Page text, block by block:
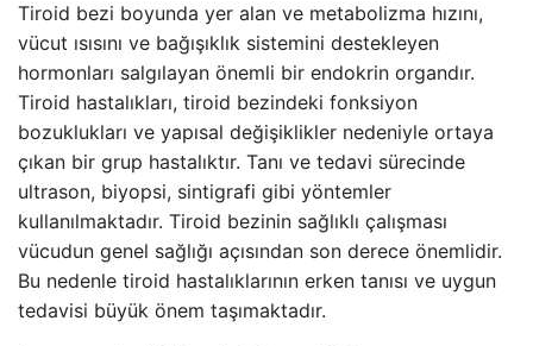
Tiroid bezi boyunda yer alan ve metabolizma hızını,
vücut ısısını ve bağışıklık sistemini destekleyen
hormonları salgılayan önemli bir endokrin organdır.
Tiroid hastalıkları, tiroid bezindeki fonksiyon
bozuklukları ve yapısal değişiklikler nedeniyle ortaya
çıkan bir grup hastalıktır. Tanı ve tedavi sürecinde
ultrason, biyopsi, sintigrafi gibi yöntemler
kullanılmaktadır. Tiroid bezinin sağlıklı çalışması
vücudun genel sağlığı açısından son derece önemlidir.
Bu nedenle tiroid hastalıklarının erken tanısı ve uygun
tedavisi büyük önem taşımaktadır.